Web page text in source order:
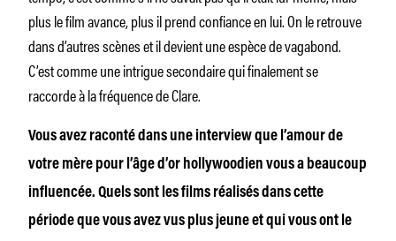
plus le film avance, plus il prend confiance en lui. On le retrouve
dans d’autres scènes et il devient une espèce de vagabond.
C’est comme une intrigue secondaire qui finalement se
raccorde à la fréquence de Clare.
Vous avez raconté dans une interview que l’amour de
votre mère pour l’âge d’or hollywoodien vous a beaucoup
influencée. Quels sont les films réalisés dans cette
période que vous avez vus plus jeune et qui vous ont le